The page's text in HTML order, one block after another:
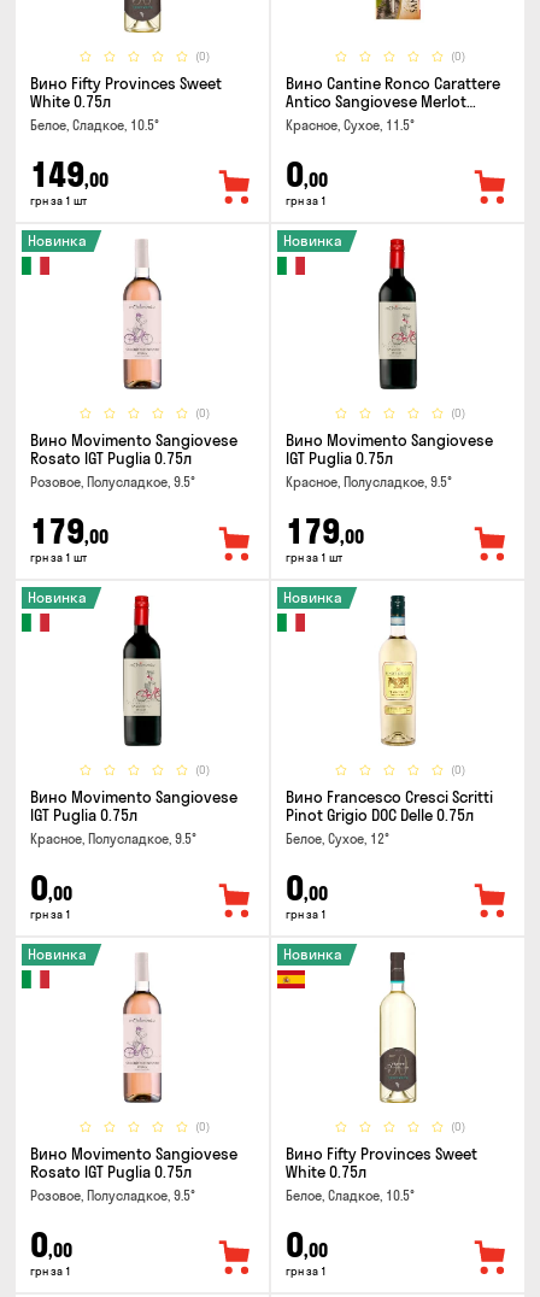
(0)
Вино Fifty Provinces Sweet
White 0.75л
Белое, Сладкое, 10.5°
149,00
грн за 1 шт
(0)
Вино Cantine Ronco Carattere
Antico Sangiovese Merlot
Rubicone IGT 0.25л
Красное, Сухое, 11.5°
0,00
грн за 1
(0)
Новинка
Вино Movimento Sangiovese
Rosato IGT Puglia 0.75л
Розовое, Полусладкое, 9.5°
179,00
грн за 1 шт
(0)
Новинка
Вино Movimento Sangiovese
IGT Puglia 0.75л
Красное, Полусладкое, 9.5°
179,00
грн за 1 шт
(0)
Новинка
Вино Movimento Sangiovese
IGT Puglia 0.75л
Красное, Полусладкое, 9.5°
0,00
грн за 1
(0)
Новинка
Вино Francesco Cresci Scritti
Pinot Grigio DOC Delle 0.75л
Белое, Сухое, 12°
0,00
грн за 1
(0)
Новинка
Вино Movimento Sangiovese
Rosato IGT Puglia 0.75л
Розовое, Полусладкое, 9.5°
0,00
грн за 1
(0)
Новинка
Вино Fifty Provinces Sweet
White 0.75л
Белое, Сладкое, 10.5°
0,00
грн за 1